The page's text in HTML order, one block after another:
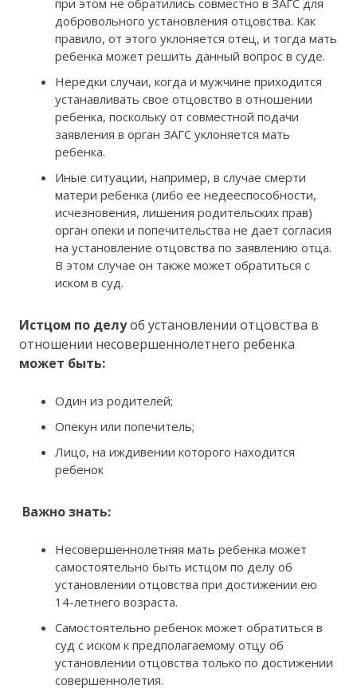
при этом не обратились совместно в ЗАГС для
добровольного установления отцовства. Как
правило, от этого уклоняется отец, и тогда мать
ребенка может решить данный вопрос в суде.
Нередки случаи, когда и мужчине приходится
устанавливать свое отцовство в отношении
ребенка, поскольку от совместной подачи
заявления в орган ЗАГС уклоняется мать
ребенка.
Иные ситуации, например, в случае смерти
матери ребенка (либо ее недееспособности,
исчезновения, лишения родительских прав)
орган опеки и попечительства не дает согласия
на установление отцовства по заявлению отца.
В этом случае он также может обратиться с
иском в суд.
Истцом по делуоб установлении отцовства в
отношении несовершеннолетнего ребенка
может быть:
Один из родителей;
Опекун или попечитель;
Лицо, на иждивении которого находится
ребенок
Важно знать:
Несовершеннолетняя мать ребенка может
самостоятельно быть истцом по делу об
установлении отцовства при достижении ею
14-летнего возраста.
Самостоятельно ребенок может обратиться в
суд с иском к предполагаемому отцу об
установлении отцовства только по достижении
совершеннолетия.